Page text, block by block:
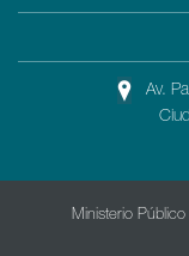
Av.
Ministerio